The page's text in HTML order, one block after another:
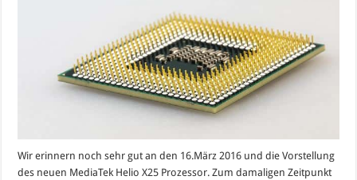
Wir erinnern noch sehr gut an den 16.März 2016 und die Vorstellung
des neuen MediaTek Helio X25 Prozessor. Zum damaligen Zeitpunkt